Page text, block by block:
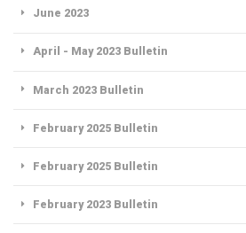
June 2023
April - May 2023 Bulletin
March 2023 Bulletin
February 2025 Bulletin
February 2025 Bulletin
February 2023 Bulletin